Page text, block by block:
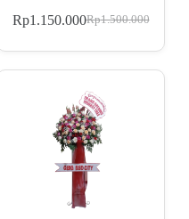
Rp1.500.000
Rp1.150.000